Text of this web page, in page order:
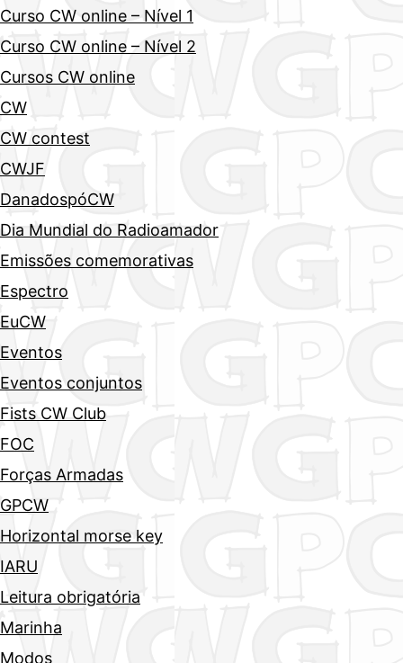
Curso CW online – Nível 1
Curso CW online – Nível 2
Cursos CW online
CW
CW contest
CWJF
DanadospóCW
Dia Mundial do Radioamador
Emissões comemorativas
Espectro
EuCW
Eventos
Eventos conjuntos
Fists CW Club
FOC
Forças Armadas
GPCW
Horizontal morse key
IARU
Leitura obrigatória
Marinha
Modos